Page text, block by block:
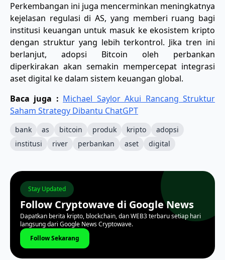
Perkembangan ini juga mencerminkan meningkatnya
kejelasan regulasi di AS, yang memberi ruang bagi
institusi keuangan untuk masuk ke ekosistem kripto
dengan struktur yang lebih terkontrol. Jika tren ini
berlanjut, adopsi Bitcoin oleh perbankan
diperkirakan akan semakin mempercepat integrasi
aset digital ke dalam sistem keuangan global.
Baca juga : Michael Saylor Akui Rancang Struktur
Saham Strategy Dibantu ChatGPT
bank as bitcoin produk kripto
adopsi
institusi
river perbankan aset digital
Stay Updated
Follow Cryptowave di Google News
Dapatkan berita kripto, blockchain, dan WEB3 terbaru setiap hari
langsung dari Google News Cryptowave.
Follow Sekarang